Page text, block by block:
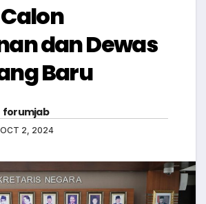
dan Dewas
Baru
forumjab
OCT 2, 2024